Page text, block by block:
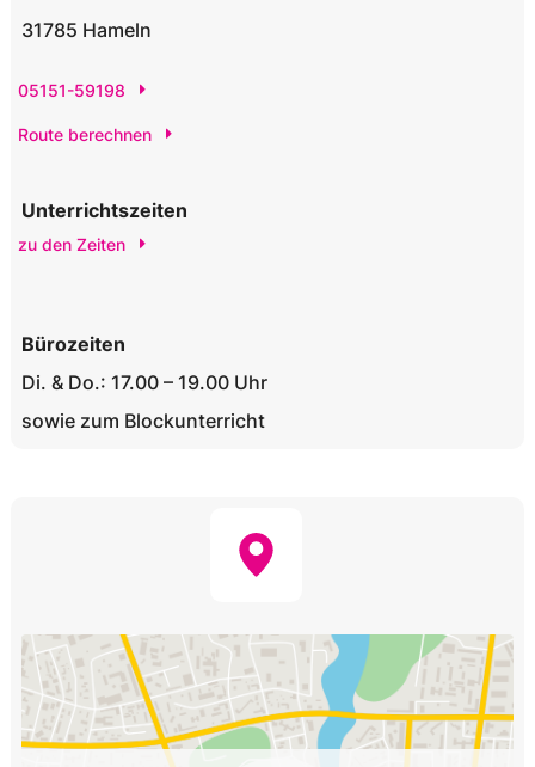
31785 Hameln
05151-59198
Route berechnen
Unterrichtszeiten
zu den Zeiten
Bürozeiten
Di. & Do.: 17.00 – 19.00 Uhr
sowie zum Blockunterricht